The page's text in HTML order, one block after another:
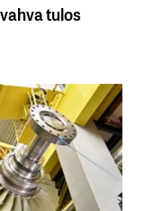
tulos